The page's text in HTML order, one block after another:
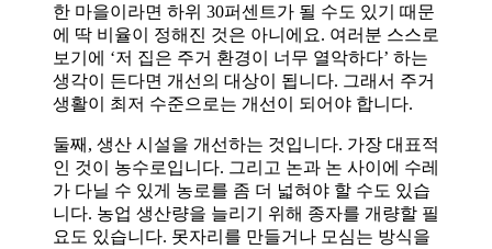
한 마을이라면 하위 30퍼센트가 될 수도 있기 때문
에 딱 비율이 정해진 것은 아니에요. 여러분 스스로
보기에 ‘저 집은 주거 환경이 너무 열악하다’ 하는
생각이 든다면 개선의 대상이 됩니다. 그래서 주거
생활이 최저 수준으로는 개선이 되어야 합니다.
둘째, 생산 시설을 개선하는 것입니다. 가장 대표적
인 것이 농수로입니다. 그리고 논과 논 사이에 수레
가 다닐 수 있게 농로를 좀 더 넓혀야 할 수도 있습
니다. 농업 생산량을 늘리기 위해 종자를 개량할 필
요도 있습니다. 못자리를 만들거나 모심는 방식을